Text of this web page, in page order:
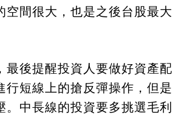
空間很大，也是之後台股最大
最後提醒投資人要做好資產配
行短線上的搶反彈操作，但是
。中長線的投資要多挑選毛利